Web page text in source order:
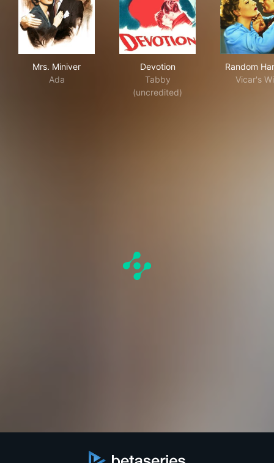
Mrs. Miniver
Ada
Devotion
Tabby
(uncredited)
Random
Vicar's